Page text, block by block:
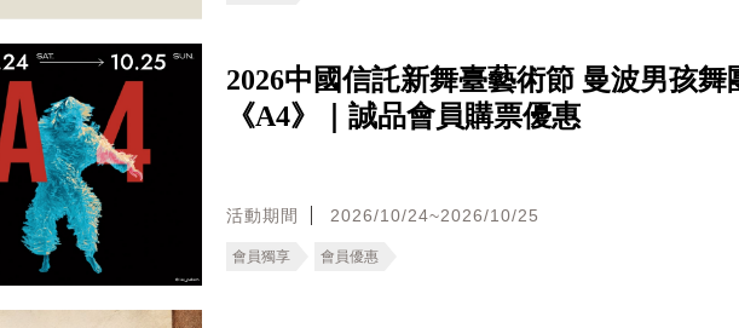
2026中國信託新舞臺藝術節 曼波男孩舞
《A4》｜誠品會員購票優惠
活動期間 2026/10/24~2026/10/25
會員獨享 會員優惠